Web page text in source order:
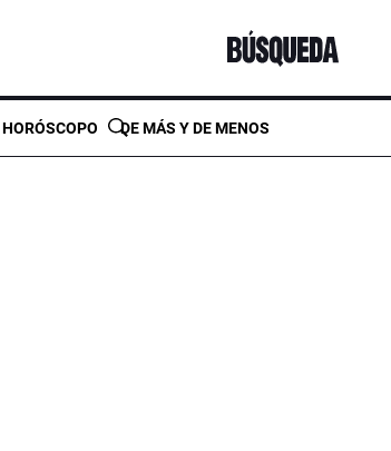
HORÓSCOPO DE MÁS Y DE MENOS